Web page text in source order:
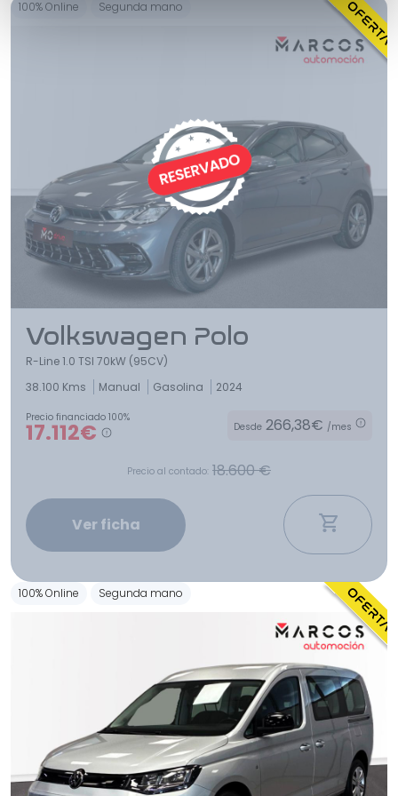
100% Online Segunda mano
Volkswagen Polo
R-Line 1.0 TSI 70kW (95CV)
38.100 Kms
Manual Gasolina 2024
Precio financiado 100%
17.112€ Desde 266,38€ /mes
Precio al contado: 18.600 €
Ver ficha
100% Online Segunda mano